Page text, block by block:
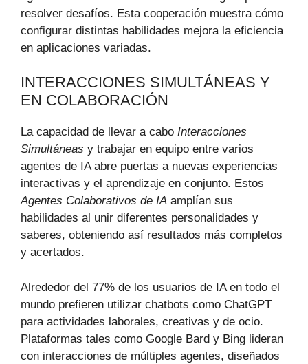
resolver desafíos. Esta cooperación muestra cómo
configurar distintas habilidades mejora la eficiencia
en aplicaciones variadas.
INTERACCIONES SIMULTÁNEAS Y
EN COLABORACIÓN
La capacidad de llevar a cabo Interacciones
Simultáneas y trabajar en equipo entre varios
agentes de IA abre puertas a nuevas experiencias
interactivas y el aprendizaje en conjunto. Estos
Agentes Colaborativos de IA amplían sus
habilidades al unir diferentes personalidades y
saberes, obteniendo así resultados más completos
y acertados.
Alrededor del 77% de los usuarios de IA en todo el
mundo prefieren utilizar chatbots como ChatGPT
para actividades laborales, creativas y de ocio.
Plataformas tales como Google Bard y Bing lideran
con interacciones de múltiples agentes, diseñados